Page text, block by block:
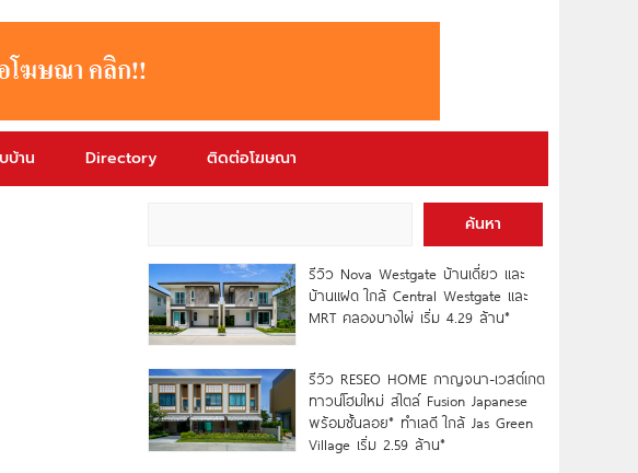
บ้าน Directory ติดต่อโฆษณา
ค้นหา
รีวิว Nova Westgate บ้านเดี่ยว และ
บ้านแฝด ใกล้ Central Westgate และ
MRT คลองบางไผ่ เริ่ม 4.29 ล้าน*
รีวิว RESEO HOME กาญจนา-เวสต์เกต
ทาวน์โฮมใหม่ สไตล์ Fusion Japanese
พร้อมชั้นลอย* ทำเลดี ใกล้ Jas Green
Village เริ่ม 2.59 ล้าน*